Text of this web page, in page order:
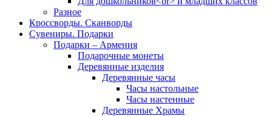
Разное
Кроссворды. Сканворды
Сувениры. Подарки
Подарки – Армения
Подарочные монеты
Деревянные изделия
Деревянные часы
Часы настольные
Часы настенные
Деревянные Храмы